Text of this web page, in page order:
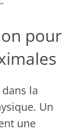
pour
la
Un
une